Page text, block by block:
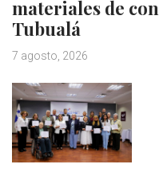
materiales de
Tubualá
7 agosto, 2026